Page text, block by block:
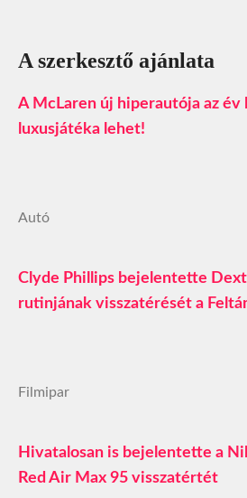
A szerkesztő ajánlata
A McLaren új hiperautója az év
luxusjátéka lehet!
Autó
Clyde Phillips bejelentette
rutinjának visszatérését a
Filmipar
Hivatalosan is bejelentette a
Red Air Max 95 visszatértét